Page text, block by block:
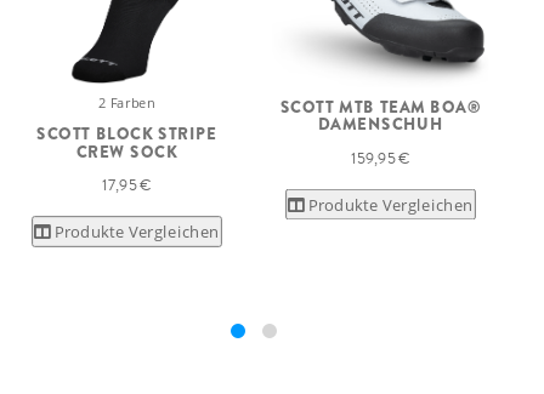
2 Farben
SCOTT BLOCK STRIPE
CREW SOCK
17,95 €
Produkte Vergleichen
SCOTT MTB TEAM BOA®
DAMENSCHUH
159,95 €
Produkte Vergleichen